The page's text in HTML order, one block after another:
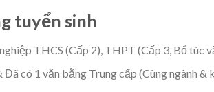
tuyển sinh
THCS (Cấp 2), THPT (Cấp 3, Bổ túc
có 1 văn bằng Trung cấp (Cùng ngành &